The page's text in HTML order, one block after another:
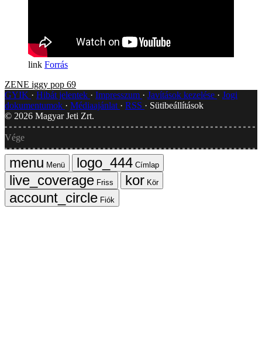
Forrás
ZENE iggy pop 69
GYIK
Hibát jelentek Impresszum Javítások kezelése
Jogi
dokumentumok
Médiaajánlat RSS
Sütibeállítások
© 2026 Magyar Jeti Zrt.
Vége
Menü
Címlap
Friss
Kör
Fiók